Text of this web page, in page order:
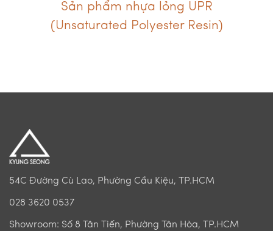
Sản phẩm nhựa lỏng UPR
(Unsaturated Polyester Resin)
54C Đường Cù Lao, Phường Cầu Kiệu, TP.HCM
028 3620 0537
Showroom: Số 8 Tân Tiến, Phường Tân Hòa, TP.HCM